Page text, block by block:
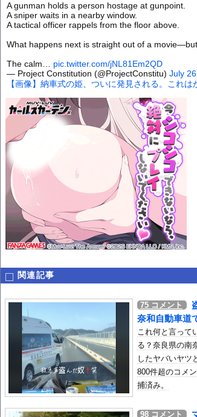
【画像】元モデルのTBS新人アナさん、プリケツ
【動画】山道で落石。前を走る車に巨大な岩が直撃
【黒歴史】こういう昔の大学ヤリサーの流出エロ動画（顔
韓国人「安貞桓が韓国代表に激怒！『惨憺たる結果、徹
ケンタッキーとか言う唐揚げ屋ｗｗｗｗｗ
【画像】このAVが性癖ブッ刺さりで精子ドクドク作られる
【悲報】味噌ラーメンで行列、出来ない
【中国】男の子が爆竹に点火 マンホールが爆発しふた吹
【画像】伊藤舞雪とかいうＡＶ女優ｗｗｗｗｗｗｗｗｗｗw
【緊急】肛門にスティックのり入れたけど出てこないの！
お知らせ
【動画】これはお見事。中国重慶市で珍しい事故が撮影さ
このページは1000mg
示されません。
A gunman holds a person hostage at gunpoint.
A sniper waits in a nearby window.
A tactical officer rappels from the floor above.
What happens next is straight out of a movie—but
The calm… pic.twitter.com/jNL81Em2QD
— Project Constitution (@ProjectConstitu) July
【画像】納車式の姫、ついに発見される。これは
関連記事
75 コメント
奈和自動車道
これ何と言って
る？奈良県の南
したヤバいヤツ
800件超のコメ
捕済み。
98 コメント